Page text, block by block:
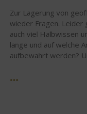
Zur Lagerung von
wieder Fragen.
auch viel Halbwissen
lange und auf welche
aufbewahrt werden?